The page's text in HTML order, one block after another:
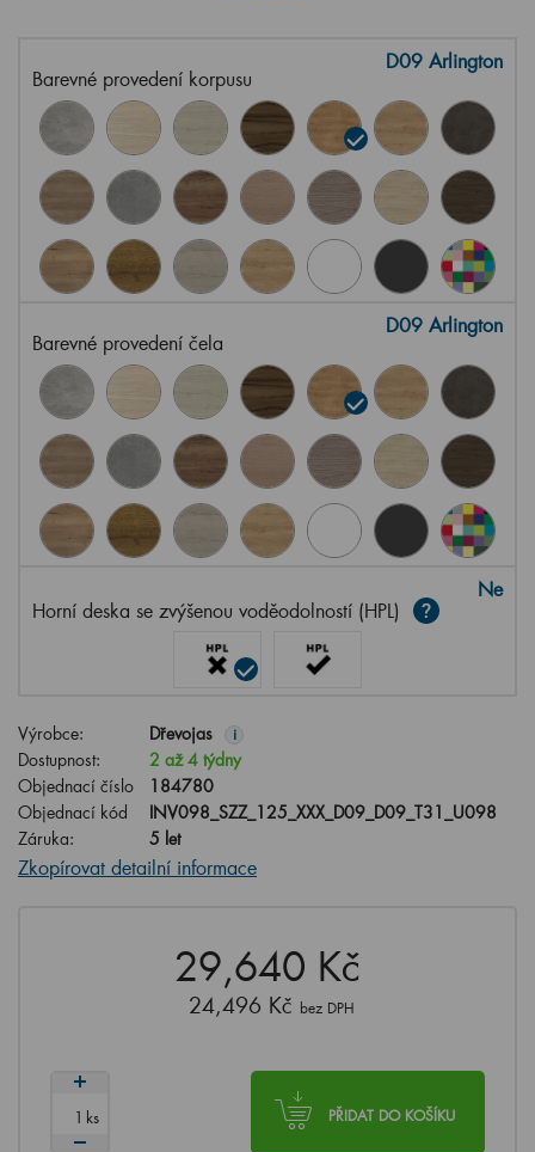
Barevné provedení korpusu
D09 Arlington
Barevné provedení čela
D09 Arlington
Horní deska se zvýšenou voděodolností (HPL)
Ne
Výrobce: Dřevojas i
Dostupnost:
2 až 4 týdny
Objednací číslo
184780
Objednací kód
INV098_SZZ_125_XXX_D09_D09_T31_U098
Záruka:
5 let
Zkopírovat detailní informace
29,640 Kč
24,496 Kč bez DPH
PŘIDAT DO KOŠÍKU
ks